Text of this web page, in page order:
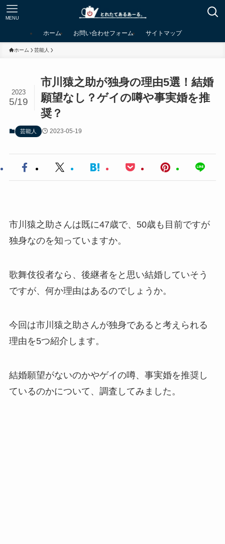
MENU
ホーム お問い合わせフォーム サイトマップ
ホーム 芸能人
市川猿之助が独身の理由5選！結婚
願望なし？ゲイの噂や事実婚を推
奨？
2023
5/19
芸能人 2023-05-19
市川猿之助さんは既に47歳で、50歳も目前ですが
独身なのを知っていますか。
歌舞伎役者なら、後継者をと思い結婚していそう
ですが、何か理由はあるのでしょうか。
今回は市川猿之助さんが独身であると考えられる
理由を5つ紹介します。
結婚願望がないのかやゲイの噂、事実婚を推奨し
ているのかについて、調査してみました。